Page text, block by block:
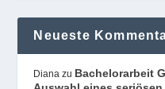
Neueste
Diana zu Bachelorarbeit